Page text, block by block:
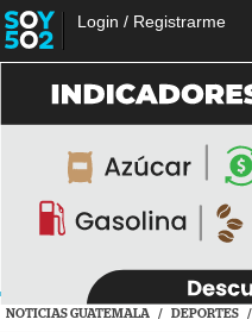
Login / Registrarme
NOTICIAS GUATEMALA / DEPORTES /